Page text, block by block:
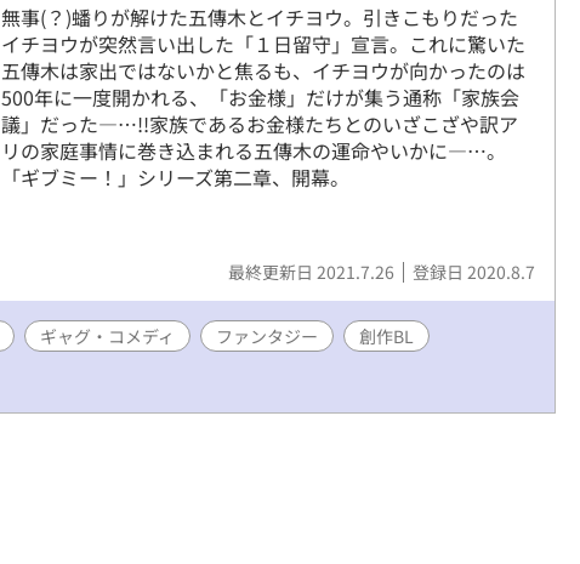
無事(？)蟠りが解けた五傳木とイチヨウ。引きこもりだった
イチヨウが突然言い出した「１日留守」宣言。これに驚いた
五傳木は家出ではないかと焦るも、イチヨウが向かったのは
500年に一度開かれる、「お金様」だけが集う通称「家族会
議」だった―…!!家族であるお金様たちとのいざこざや訳ア
リの家庭事情に巻き込まれる五傳木の運命やいかに―…。
「ギブミー！」シリーズ第二章、開幕。
最終更新日 2021.7.26 登録日 2020.8.7
ギャグ・コメディ ファンタジー
創作BL